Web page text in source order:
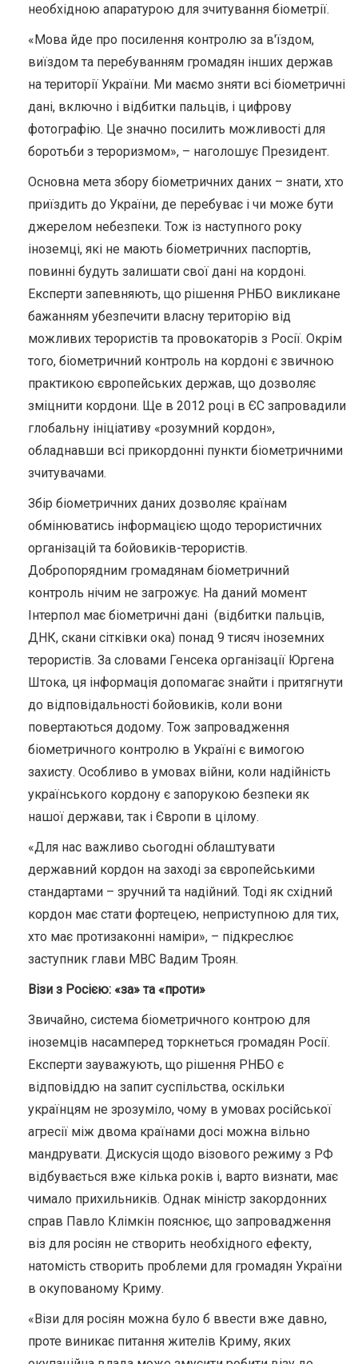
необхідною апаратурою для зчитування біометрії.
«Мова йде про посилення контролю за в'їздом,
виїздом та перебуванням громадян інших держав
на території України. Ми маємо зняти всі біометричні
дані, включно і відбитки пальців, і цифрову
фотографію. Це значно посилить можливості для
боротьби з тероризмом», – наголошує Президент.
Основна мета збору біометричних даних – знати, хто
приїздить до України, де перебуває і чи може бути
джерелом небезпеки. Тож із наступного року
іноземці, які не мають біометричних паспортів,
повинні будуть залишати свої дані на кордоні.
Експерти запевняють, що рішення РНБО викликане
бажанням убезпечити власну територію від
можливих терористів та провокаторів з Росії. Окрім
того, біометричний контроль на кордоні є звичною
практикою європейських держав, що дозволяє
зміцнити кордони. Ще в 2012 році в ЄС запровадили
глобальну ініціативу «розумний кордон»,
обладнавши всі прикордонні пункти біометричними
зчитувачами.
Збір біометричних даних дозволяє країнам
обмінюватись інформацією щодо терористичних
організацій та бойовиків-терористів.
Добропорядним громадянам біометричний
контроль нічим не загрожує. На даний момент
Інтерпол має біометричні дані (відбитки пальців,
ДНК, скани сітківки ока) понад 9 тисяч іноземних
терористів. За словами Генсека організації Юргена
Штока, ця інформація допомагає знайти і притягнути
до відповідальності бойовиків, коли вони
повертаються додому. Тож запровадження
біометричного контролю в Україні є вимогою
захисту. Особливо в умовах війни, коли надійність
українського кордону є запорукою безпеки як
нашої держави, так і Європи в цілому.
«Для нас важливо сьогодні облаштувати
державний кордон на заході за європейськими
стандартами – зручний та надійний. Тоді як східний
кордон має стати фортецею, неприступною для тих,
хто має протизаконні наміри», – підкреслює
заступник глави МВС Вадим Троян.
Візи з Росією: «за» та «проти»
Звичайно, система біометричного контрою для
іноземців насамперед торкнеться громадян Росії.
Експерти зауважують, що рішення РНБО є
відповіддю на запит суспільства, оскільки
українцям не зрозуміло, чому в умовах російської
агресії між двома країнами досі можна вільно
мандрувати. Дискусія щодо візового режиму з РФ
відбувається вже кілька років і, варто визнати, має
чимало прихильників. Однак міністр закордонних
справ Павло Клімкін пояснює, що запровадження
віз для росіян не створить необхідного ефекту,
натомість створить проблеми для громадян України
в окупованому Криму.
«Візи для росіян можна було б ввести вже давно,
проте виникає питання жителів Криму, яких